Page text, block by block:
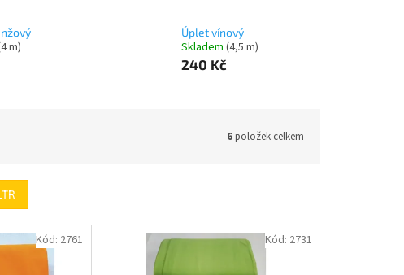
m)
Úplet vínový
Skladem (4,5 m)
240 Kč
6položek celkem
Kód: 2761 Kód: 2731